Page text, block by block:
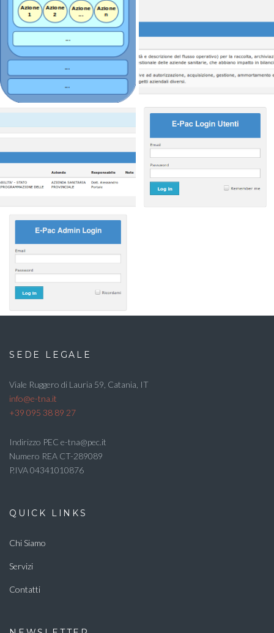
SEDE LEGALE
Viale Ruggero di Lauria 59, Catania, IT
info@e-tna.it
+39 095 38 89 27
Indirizzo PEC e-tna@pec.it
Numero REA CT-289089
P.IVA 04341010876
QUICK LINKS
Chi Siamo
Servizi
Contatti